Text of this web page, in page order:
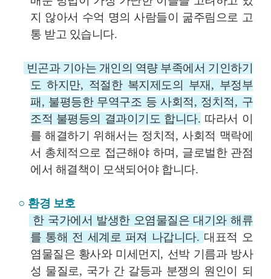
지 않아서 수억 명의 사람들이 굶주림으로 고
통 받고 있습니다.
빈곤과 기아는 개인의 역량 부족에서 기인하기
도 하지만, 적절한 복지제도의 부재 , 부정부
패 , 불평등한 무역구조 등 사회적, 정치적, 구
조적 불평등의 결과이기도 합니다. 따라서 이
를 해결하기 위해서는 정치적, 사회적 맥락에
서 총체적으로 접근해야 하며 , 글로벌한 관점
에서 해결책이 모색되어야 합니다.
○ 환경 보호
한 국가에서 발생한 오염물질은 대기와 해류
를 통해 전 세계로 퍼져 나갑니다. 대표적 오
염물질은 황사와 미세먼지 , 선박 기름과 방사
성 물질로, 국가 간 갈등과 분쟁의 원인이 되